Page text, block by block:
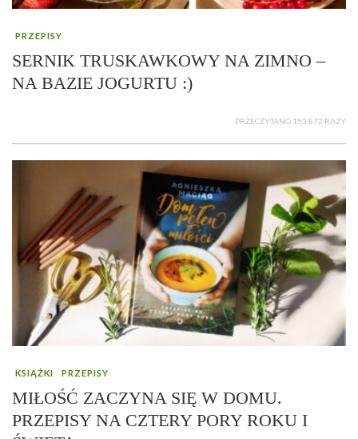
PRZEPISY
SERNIK TRUSKAWKOWY NA ZIMNO –
NA BAZIE JOGURTU :)
PRZECZYTANO 153 872 RAZY
KSIĄŻKI PRZEPISY
MIŁOŚĆ ZACZYNA SIĘ W DOMU.
PRZEPISY NA CZTERY PORY ROKU I